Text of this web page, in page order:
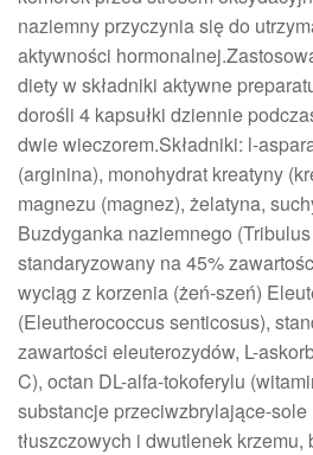
naziemny przyczynia się do
aktywności
diety w składniki aktywne
dorośli 4 kapsułki dziennie
dwie wieczorem.Składniki: l-
(arginina), monohydrat kreatyny
magnezu (magnez), żelatyna,
Buzdyganka naziemnego
standaryzowany na 45%
wyciąg z korzenia (żeń-szeń)
(Eleutherococcus senticosus),
zawartości eleuterozydów, L-
C), octan DL-alfa-tokoferylu
substancje przeciwzbrylające-
tłuszczowych i dwutlenek